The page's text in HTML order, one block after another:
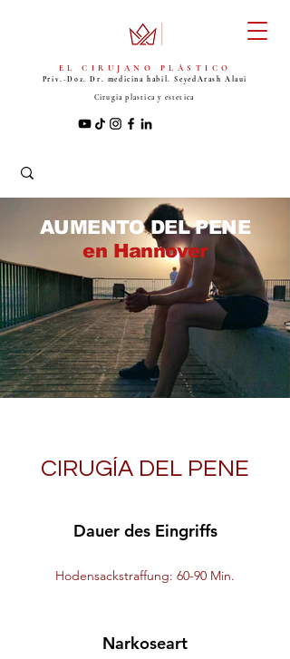
EL CIRUJANO PLÁSTICO
Priv.-Doz. Dr. medicina habil. Seyed Arash Alaui
Cirugia plastica y estetica
AUMENTO DEL PENE
en Hannover
CIRUGÍA DEL PENE
Dauer des Eingriffs
Hodensackstraffung: 60-90 Min.
Narkoseart